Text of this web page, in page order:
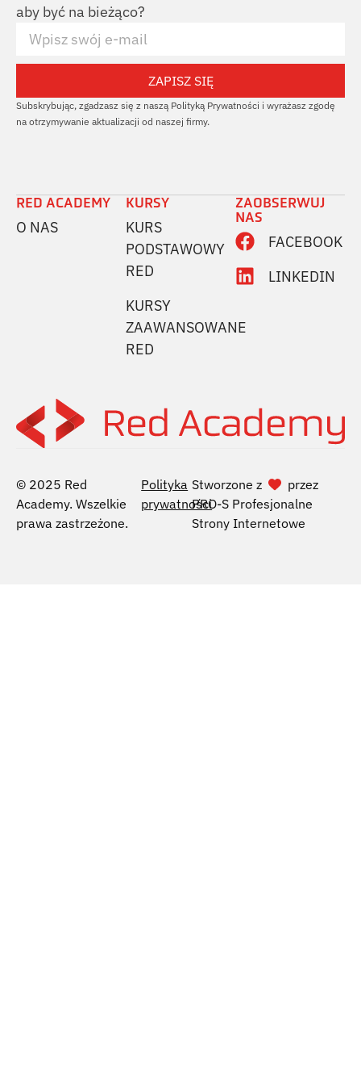
aby być na bieżąco?
ZAPISZ SIĘ
Subskrybując, zgadzasz się z naszą Polityką Prywatności i wyrażasz zgodę
na otrzymywanie aktualizacji od naszej firmy.
RED ACADEMY
O NAS
KURSY
KURS
PODSTAWOWY
RED
KURSY
ZAAWANSOWANE
RED
ZAOBSERWUJ
NAS
FACEBOOK
LINKEDIN
© 2025 Red
Academy. Wszelkie
prawa zastrzeżone.
Polityka
prywatności
Stworzone z
przez
PRO-S Profesjonalne
Strony Internetowe